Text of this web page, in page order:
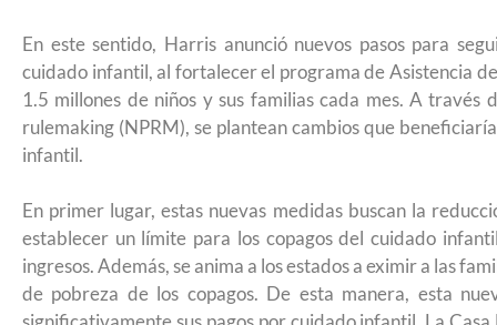
En este sentido, Harris anunció nuevos pasos para
cuidado infantil, al fortalecer el programa de Asistencia
1.5 millones de niños y sus familias cada mes. A
rulemaking (NPRM), se plantean cambios que
infantil.
En primer lugar, estas nuevas medidas buscan la
establecer un límite para los copagos del cuidado
ingresos. Además, se anima a los estados a eximir a las
de pobreza de los copagos. De esta manera, esta
¿Cómo inscribirse a Jóvenes